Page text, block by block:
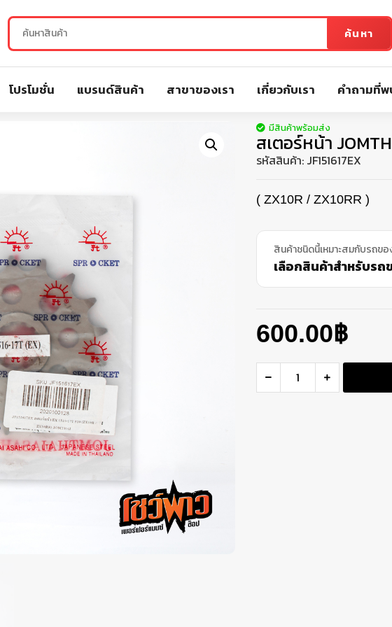
ค้นหา
โปรโมชั่น แบรนด์สินค้า สาขาของเรา เกี่ยวกับเรา คำถามที่
มีสินค้าพร้อมส่ง
สเตอร์หน้า
รหัสสินค้า: JF151617EX
( ZX10R / ZX10RR )
สินค้าชนิดนี้เหมาะสมกับรถข
เลือกสินค้าสำหรับร
600.00฿